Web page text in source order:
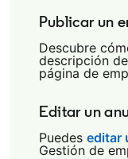
Publicar un
Descubre
descripción
página de
Editar un
Puedes editar
Gestión de